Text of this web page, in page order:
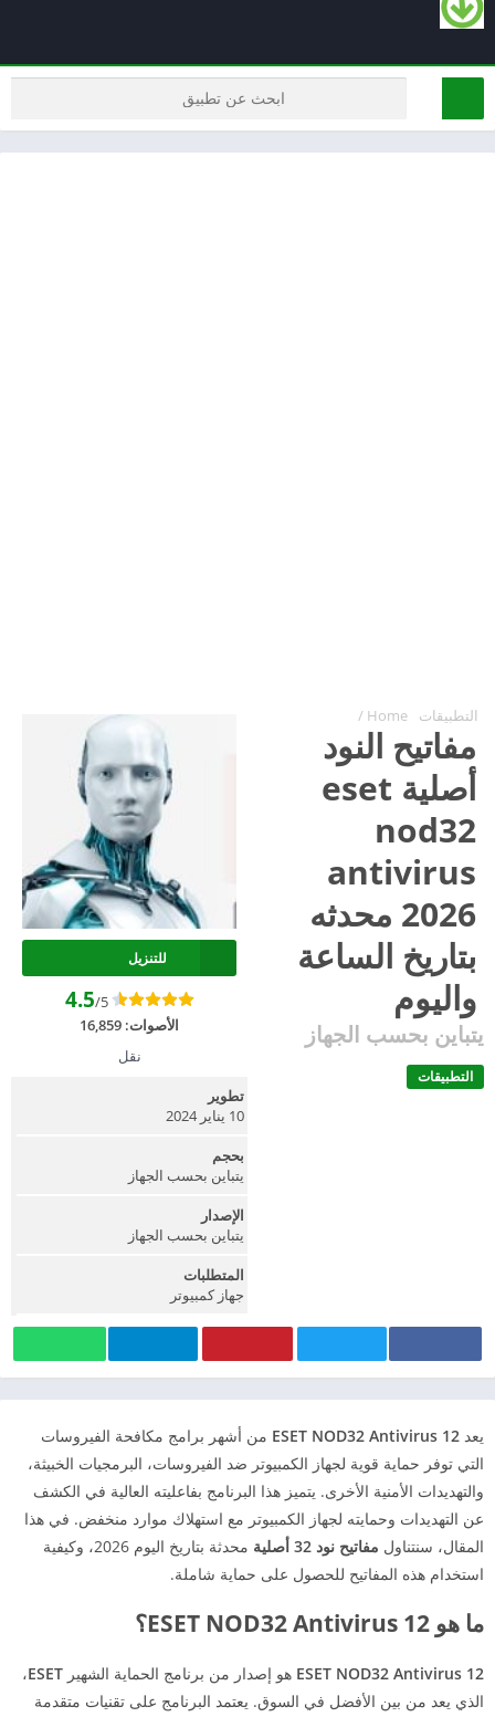
Home
/ التطبيقات
مفاتيح النود
أصلية eset
nod32
antivirus
2026 محدثه
بتاريخ الساعة
واليوم
يتباين بحسب الجهاز
التطبيقات
للتنزيل
4.5/5
الأصوات: 16,859
نقل
تطوير
10 يناير 2024
بحجم
يتباين بحسب الجهاز
الإصدار
يتباين بحسب الجهاز
المتطلبات
جهاز كمبيوتر
يعد ESET NOD32 Antivirus 12 من أشهر برامج مكافحة الفيروسات
التي توفر حماية قوية لجهاز الكمبيوتر ضد الفيروسات، البرمجيات الخبيثة،
والتهديدات الأمنية الأخرى. يتميز هذا البرنامج بفاعليته العالية في الكشف
عن التهديدات وحمايته لجهاز الكمبيوتر مع استهلاك موارد منخفض. في هذا
المقال، سنتناول مفاتيح نود 32 أصلية
محدثة بتاريخ اليوم 2026، وكيفية
استخدام هذه المفاتيح للحصول على حماية شاملة.
ما هو ESET NOD32 Antivirus 12؟
ESET NOD32 Antivirus 12 هو إصدار من برنامج الحماية الشهير ESET،
الذي يعد من بين الأفضل في السوق. يعتمد البرنامج على تقنيات متقدمة